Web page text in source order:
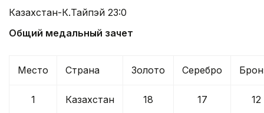
Казахстан-К.Тайпэй 23:0
Общий медальный зачет
Место Страна Золото Серебро
1 Казахстан 18 17 12